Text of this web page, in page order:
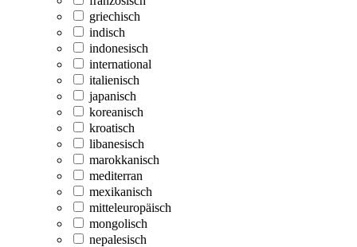
griechisch
indisch
indonesisch
international
italienisch
japanisch
koreanisch
kroatisch
libanesisch
marokkanisch
mediterran
mexikanisch
mitteleuropäisch
mongolisch
nepalesisch